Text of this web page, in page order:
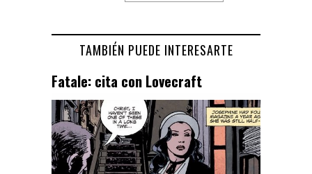
TAMBIÉN PUEDE INTERESARTE
Fatale: cita con Lovecraft